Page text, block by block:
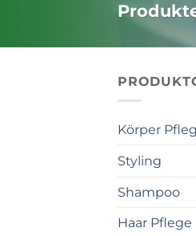
Körper
Styling
Shampoo
Haar Pflege